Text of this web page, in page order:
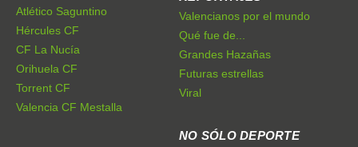
Atlético Saguntino
Hércules CF
CF La Nucía
Orihuela CF
Torrent CF
Valencia CF Mestalla
Valencianos por el mundo
Qué fue de...
Grandes Hazañas
Futuras estrellas
Viral
NO SÓLO DEPORTE